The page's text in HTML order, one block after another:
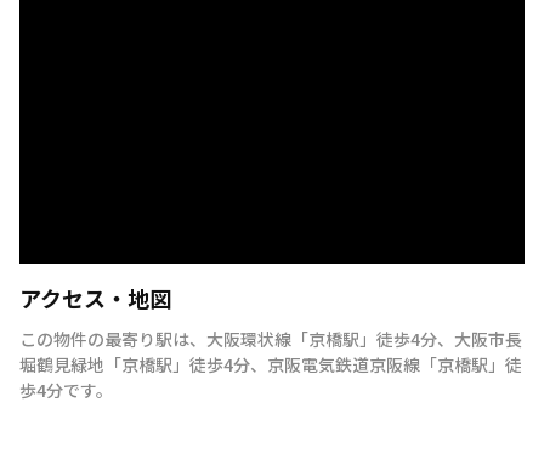
アクセス・地図
この物件の最寄り駅は、 大阪環状線 「京橋駅 」 徒歩4分、 大阪市長
堀鶴見緑地 「京橋駅 」 徒歩4分、 京阪電気鉄道京阪線 「京橋駅 」 徒
歩4分です。